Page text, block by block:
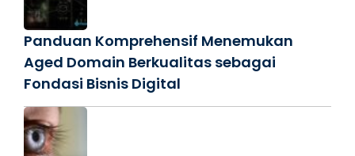
Panduan Komprehensif Menemukan
Aged Domain Berkualitas sebagai
Fondasi Bisnis Digital